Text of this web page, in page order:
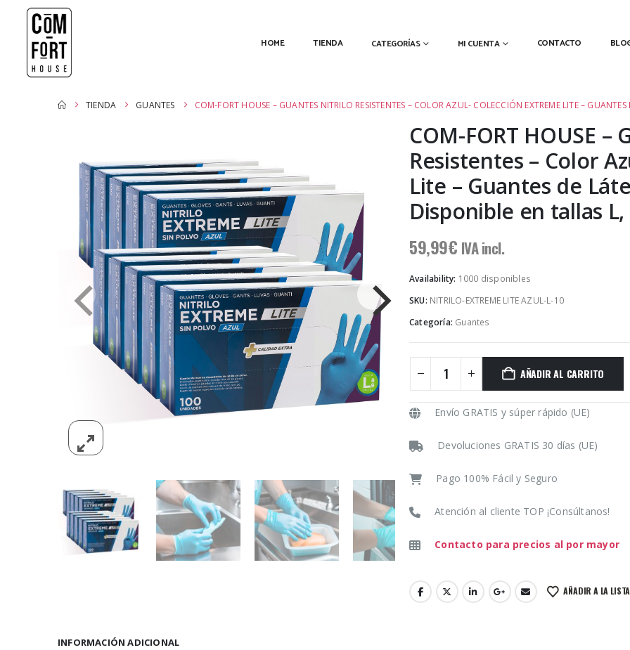
HOME TIENDA CATEGORÍAS MI CUENTA CONTACTO
TIENDA GUANTES COM-FORT HOUSE – GUANTES NITRILO RESISTENTES – COLOR AZUL- COLECCIÓN EXTREME LITE –
COM-FORT HOUSE
Resistentes – Color
Lite – Guantes de
Disponible en tallas
59,99€ IVA incl.
Availability: 1000 disponibles
SKU: NITRILO-EXTREME LITE AZUL-L-10
Categoría: Guantes
AÑADIR AL CARRITO
Envío GRATIS y súper rápido (UE)
Devoluciones GRATIS 30 días (UE)
Pago 100% Fácil y Seguro
Atención al cliente TOP ¡Consúltanos!
Contacto para precios al por mayor
AÑADIR A LA
INFORMACIÓN ADICIONAL